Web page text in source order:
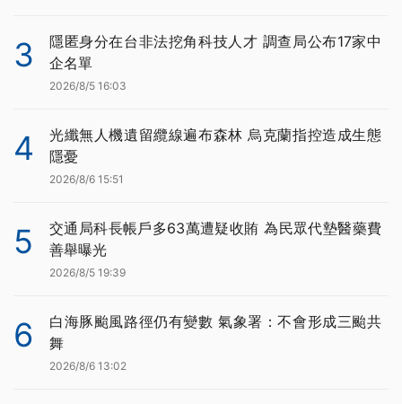
3
隱匿身分在台非法挖角科技人才 調查局公布17家中
企名單
2026/8/5 16:03
4
光纖無人機遺留纜線遍布森林 烏克蘭指控造成生態
隱憂
2026/8/6 15:51
5
交通局科長帳戶多63萬遭疑收賄 為民眾代墊醫藥費
善舉曝光
2026/8/5 19:39
6
白海豚颱風路徑仍有變數 氣象署：不會形成三颱共
舞
2026/8/6 13:02